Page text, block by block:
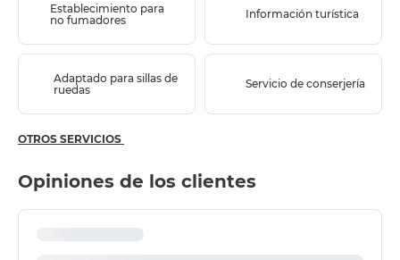
Establecimiento para
no fumadores
Información turística
Adaptado para sillas de
ruedas
Servicio de conserjería
OTROS SERVICIOS
Opiniones de los clientes